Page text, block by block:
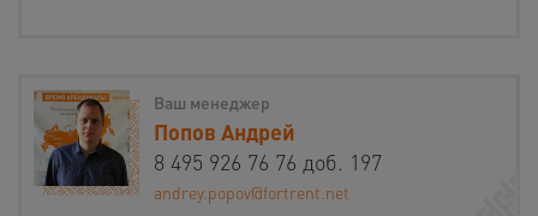
Ваш менеджер
Попов Андрей
8 495 926 76 76 доб. 197
andrey.popov@fortrent.net